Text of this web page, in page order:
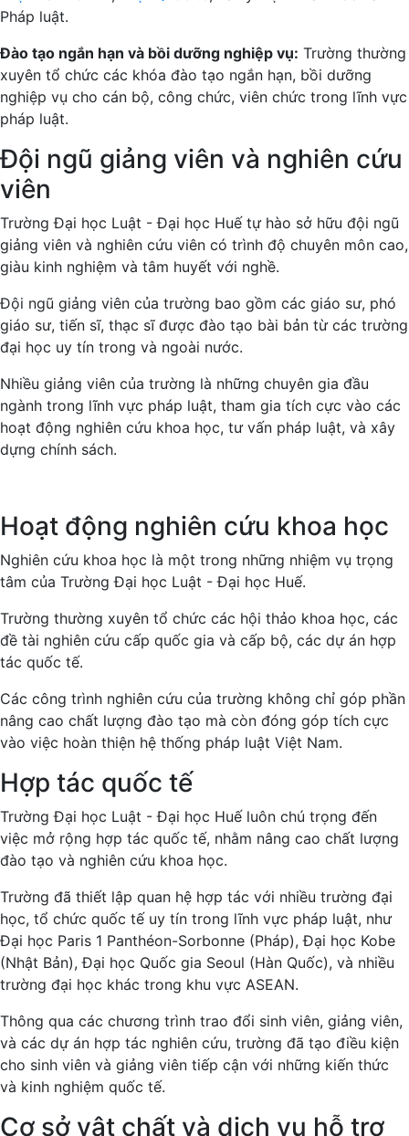
Pháp luật.
Đào tạo ngắn hạn và bồi dưỡng nghiệp vụ: Trường thường
xuyên tổ chức các khóa đào tạo ngắn hạn, bồi dưỡng
nghiệp vụ cho cán bộ, công chức, viên chức trong lĩnh vực
pháp luật.
Đội ngũ giảng viên và nghiên cứu
viên
Trường Đại học Luật - Đại học Huế tự hào sở hữu đội ngũ
giảng viên và nghiên cứu viên có trình độ chuyên môn cao,
giàu kinh nghiệm và tâm huyết với nghề.
Đội ngũ giảng viên của trường bao gồm các giáo sư, phó
giáo sư, tiến sĩ, thạc sĩ được đào tạo bài bản từ các trường
đại học uy tín trong và ngoài nước.
Nhiều giảng viên của trường là những chuyên gia đầu
ngành trong lĩnh vực pháp luật, tham gia tích cực vào các
hoạt động nghiên cứu khoa học, tư vấn pháp luật, và xây
dựng chính sách.
Hoạt động nghiên cứu khoa học
Nghiên cứu khoa học là một trong những nhiệm vụ trọng
tâm của Trường Đại học Luật - Đại học Huế.
Trường thường xuyên tổ chức các hội thảo khoa học, các
đề tài nghiên cứu cấp quốc gia và cấp bộ, các dự án hợp
tác quốc tế.
Các công trình nghiên cứu của trường không chỉ góp phần
nâng cao chất lượng đào tạo mà còn đóng góp tích cực
vào việc hoàn thiện hệ thống pháp luật Việt Nam.
Hợp tác quốc tế
Trường Đại học Luật - Đại học Huế luôn chú trọng đến
việc mở rộng hợp tác quốc tế, nhằm nâng cao chất lượng
đào tạo và nghiên cứu khoa học.
Trường đã thiết lập quan hệ hợp tác với nhiều trường đại
học, tổ chức quốc tế uy tín trong lĩnh vực pháp luật, như
Đại học Paris 1 Panthéon-Sorbonne (Pháp), Đại học Kobe
(Nhật Bản), Đại học Quốc gia Seoul (Hàn Quốc), và nhiều
trường đại học khác trong khu vực ASEAN.
Thông qua các chương trình trao đổi sinh viên, giảng viên,
và các dự án hợp tác nghiên cứu, trường đã tạo điều kiện
cho sinh viên và giảng viên tiếp cận với những kiến thức
và kinh nghiệm quốc tế.
Cơ sở vật chất và dịch vụ hỗ trợ